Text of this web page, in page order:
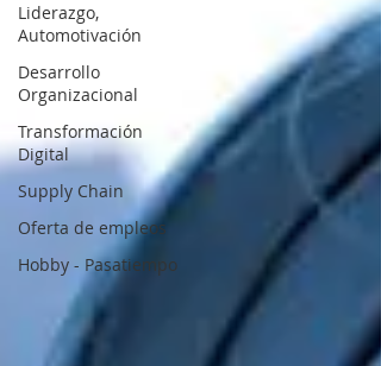
Liderazgo,
Automotivación
Desarrollo
Organizacional
Transformación
Digital
Supply Chain
Oferta de empleos
Hobby - Pasatiempo